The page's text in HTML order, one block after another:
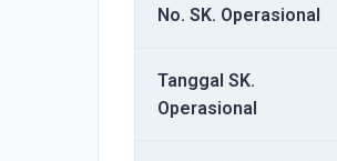
No. SK. Operasional
Tanggal SK.
Operasional